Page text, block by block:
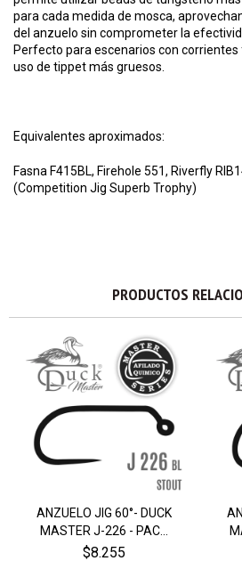
para cada medida de mosca,
del anzuelo sin comprometer la
Perfecto para escenarios con
uso de tippetmás gruesos.
Equivalentes aproximados:
Fasna F415BL, Firehole 551, Riverfly
(Competition Jig Superb Trophy)
PRODUCTOS
ANZUELO JIG 60°- DUCK
MASTER J-226 - PAC...
$8.255